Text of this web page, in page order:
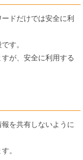
ドだけでは安全に利
す。
が、安全に利用する
を共有しないように
。